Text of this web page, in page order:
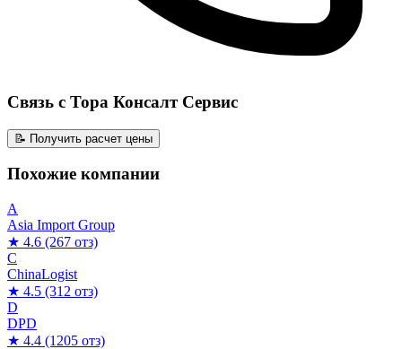
Связь с Тора Консалт Сервис
📝 Получить расчет цены
Похожие компании
A
Asia Import Group
★ 4.6 (267 отз)
C
ChinaLogist
★ 4.5 (312 отз)
D
DPD
★ 4.4 (1205 отз)